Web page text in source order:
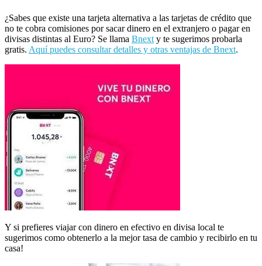
¿Sabes que existe una tarjeta alternativa a las tarjetas de crédito que
no te cobra comisiones por sacar dinero en el extranjero o pagar en
divisas distintas al Euro? Se llama Bnext y te sugerimos probarla
gratis. Aquí puedes consultar detalles y otras ventajas de Bnext.
Y si prefieres viajar con dinero en efectivo en divisa local te
sugerimos como obtenerlo a la mejor tasa de cambio y recibirlo en tu
casa!